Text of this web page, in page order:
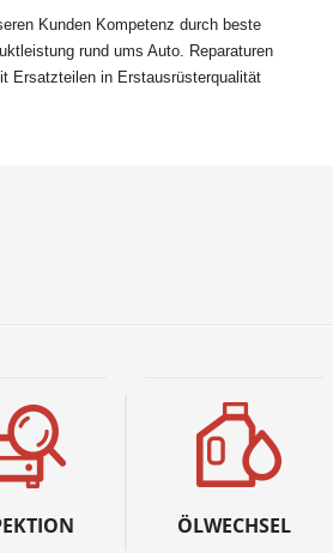
Kunden Kompetenz durch beste
rund ums Auto. Reparaturen
Ersatzteilen in Erstausrüsterqualität
ÖLWECHSEL